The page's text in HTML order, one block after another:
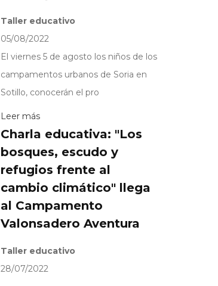
Taller educativo
05/08/2022
El viernes 5 de agosto los niños de los
campamentos urbanos de Soria en
Sotillo, conocerán el pro
Leer más
Charla educativa: "Los
bosques, escudo y
refugios frente al
cambio climático" llega
al Campamento
Valonsadero Aventura
Taller educativo
28/07/2022